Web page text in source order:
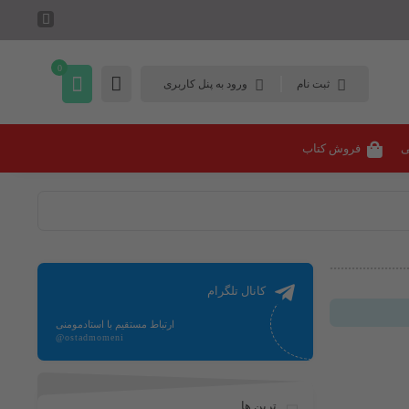
ثبت نام ورود به پنل کاربری
0
فروش کتاب
کانال تلگرام
ارتباط مستقیم با استادمومنی
@ostadmomeni
ترین ها